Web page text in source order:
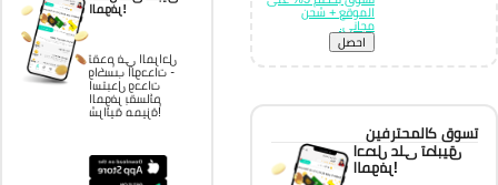
الموقع + شحن
مجاني.
احصل
تسوق كالمحترفين
احصل على تطبيق
الموفر!
الموفر!
تقدم في المراحل
واكسب الوحدات -
استبدل وحدات
الموفر بقسائم
شرائية مميزة!